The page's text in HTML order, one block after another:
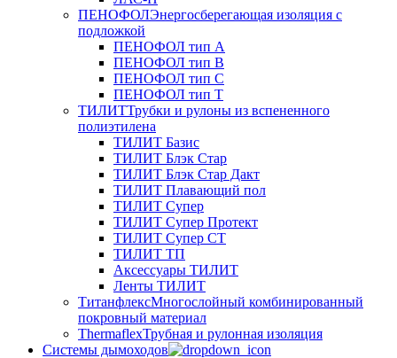
ПЕНОФОЛЭнергосберегающая изоляция с
подложкой
ПЕНОФОЛ тип А
ПЕНОФОЛ тип B
ПЕНОФОЛ тип C
ПЕНОФОЛ тип T
ТИЛИТТрубки и рулоны из вспененного
полиэтилена
ТИЛИТ Базис
ТИЛИТ Блэк Стар
ТИЛИТ Блэк Стар Дакт
ТИЛИТ Плавающий пол
ТИЛИТ Супер
ТИЛИТ Супер Протект
ТИЛИТ Супер СТ
ТИЛИТ ТП
Аксессуары ТИЛИТ
Ленты ТИЛИТ
ТитанфлексМногослойный комбинированный
покровный материал
ThermaflexТрубная и рулонная изоляция
Cистемы дымоходов